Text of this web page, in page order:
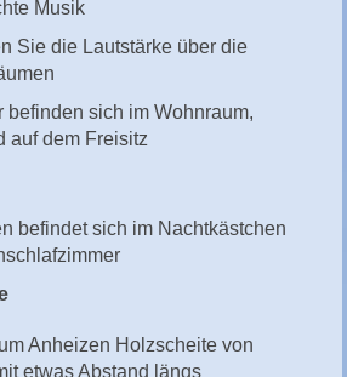
Musik
Sie die Lautstärke über die
befinden sich im Wohnraum,
auf dem Freisitz
befindet sich im Nachtkästchen
Anheizen Holzscheite von
etwas Abstand längs